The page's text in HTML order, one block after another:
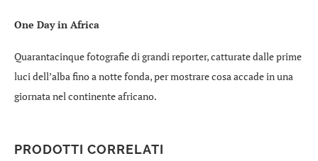
One Day in Africa
Quarantacinque fotografie di grandi reporter, catturate dalle prime
luci dell’alba fino a notte fonda, per mostrare cosa accade in una
giornata nel continente africano.
PRODOTTI CORRELATI